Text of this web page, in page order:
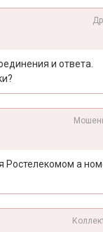
и ответа.
Ростелекомом а